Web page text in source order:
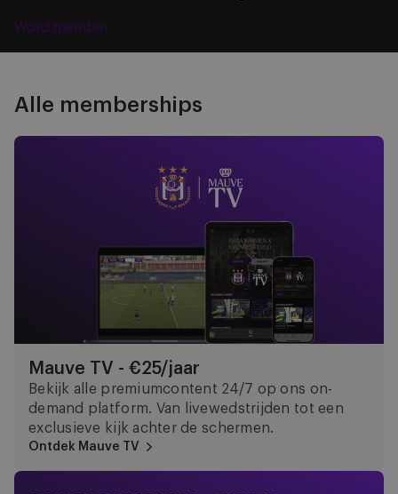
Word member
Alle memberships
Mauve TV - €25/jaar
Mauve TV - €25/jaar
Bekijk alle premiumcontent 24/7 op ons on-
demand platform. Van livewedstrijden tot een
exclusieve kijk achter de schermen.
Ontdek Mauve TV
Mauve+ Silver - €50/jaar